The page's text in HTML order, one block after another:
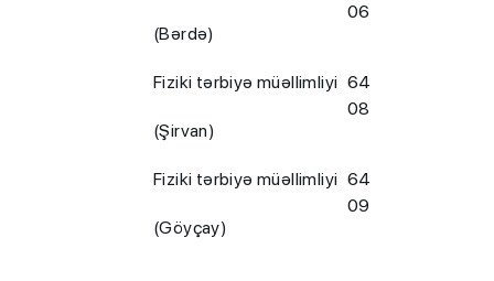
(Bərdə)
06
Fiziki tərbiyə müəllimliyi
(Şirvan)
64
08
Fiziki tərbiyə müəllimliyi
(Göyçay)
64
09